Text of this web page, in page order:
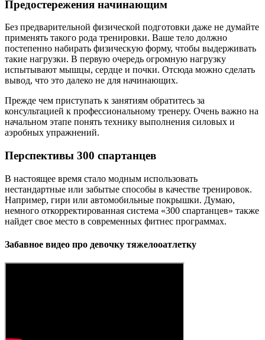
Предостережения начинающим
Без предварительной физической подготовки даже не думайте
применять такого рода тренировки. Ваше тело должно
постепенно набирать физическую форму, чтобы выдерживать
такие нагрузки. В первую очередь огромную нагрузку
испытывают мышцы, сердце и почки. Отсюда можно сделать
вывод, что это далеко не для начинающих.
Прежде чем приступать к занятиям обратитесь за
консультацией к профессиональному тренеру. Очень важно на
начальном этапе понять технику выполнения силовых и
аэробных упражнений.
Перспективы 300 спартанцев
В настоящее время стало модным использовать
нестандартные или забытые способы в качестве тренировок.
Например, гири или автомобильные покрышки. Думаю,
немного откорректированная система «300 спартанцев» также
найдет свое место в современных фитнес программах.
Забавное видео про девочку тяжелооатлетку